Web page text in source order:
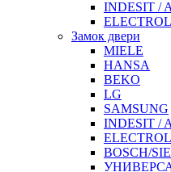
INDESIT /
Замок двери
MIELE
HANSA
BEKO
LG
SAMSUNG
INDESIT /
BOSCH/